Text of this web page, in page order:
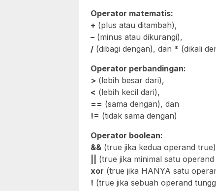
Operator matematis:
+ (plus atau ditambah),
– (minus atau dikurangi),
/ (dibagi dengan), dan * (dikali
Operator perbandingan:
> (lebih besar dari),
< (lebih kecil dari),
== (sama dengan), dan
!= (tidak sama dengan)
Operator boolean:
&& (true jika kedua operand
(true jika minimal satu
xor (true jika HANYA satu
! (true jika sebuah operand